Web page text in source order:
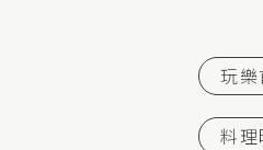
玩
料理